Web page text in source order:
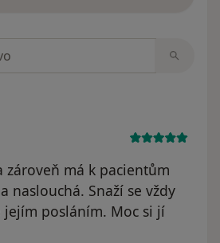
má k pacientům
naslouchá. Snaží se vždy
jejím posláním. Moc si jí